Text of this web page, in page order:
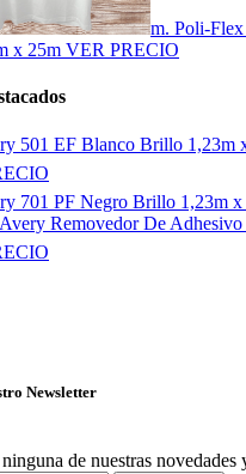
m. Poli-
x 25m VER PRECIO
501 EF Blanco Brillo 1,23m
701 PF Negro Brillo 1,23m x
Removedor De
Newsletter
de nuestras novedades